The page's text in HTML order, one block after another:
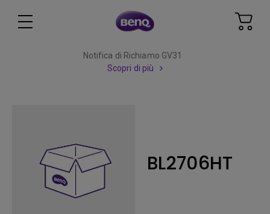
Notifica di Richiamo GV31
Scopri di più
BL2706HT